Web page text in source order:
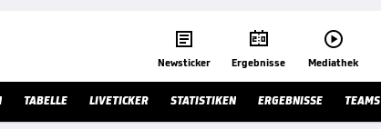

Newsticker

Ergebnisse

Mediathek
TABELLE LIVETICKER STATISTIKEN ERGEBNISSE TEAMS